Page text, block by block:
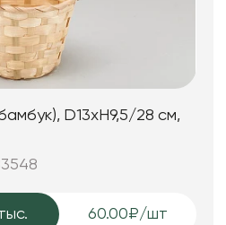
D13xH9,5/28 см,
60.00₽/шт